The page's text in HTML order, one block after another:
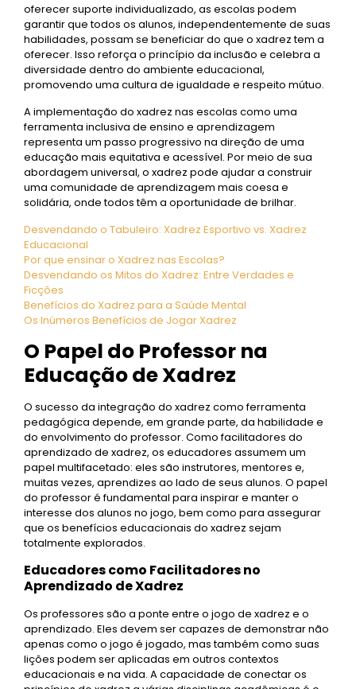
oferecer suporte individualizado, as escolas podem
garantir que todos os alunos, independentemente de suas
habilidades, possam se beneficiar do que o xadrez tem a
oferecer. Isso reforça o princípio da inclusão e celebra a
diversidade dentro do ambiente educacional,
promovendo uma cultura de igualdade e respeito mútuo.
A implementação do xadrez nas escolas como uma
ferramenta inclusiva de ensino e aprendizagem
representa um passo progressivo na direção de uma
educação mais equitativa e acessível. Por meio de sua
abordagem universal, o xadrez pode ajudar a construir
uma comunidade de aprendizagem mais coesa e
solidária, onde todos têm a oportunidade de brilhar.
Desvendando o Tabuleiro: Xadrez Esportivo vs. Xadrez
Educacional
Por que ensinar o Xadrez nas Escolas?
Desvendando os Mitos do Xadrez: Entre Verdades e
Ficções
Benefícios do Xadrez para a Saúde Mental
Os Inúmeros Benefícios de Jogar Xadrez
O Papel do Professor na
Educação de Xadrez
O sucesso da integração do xadrez como ferramenta
pedagógica depende, em grande parte, da habilidade e
do envolvimento do professor. Como facilitadores do
aprendizado de xadrez, os educadores assumem um
papel multifacetado: eles são instrutores, mentores e,
muitas vezes, aprendizes ao lado de seus alunos. O papel
do professor é fundamental para inspirar e manter o
interesse dos alunos no jogo, bem como para assegurar
que os benefícios educacionais do xadrez sejam
totalmente explorados.
Educadores como Facilitadores no
Aprendizado de Xadrez
Os professores são a ponte entre o jogo de xadrez e o
aprendizado. Eles devem ser capazes de demonstrar não
apenas como o jogo é jogado, mas também como suas
lições podem ser aplicadas em outros contextos
educacionais e na vida. A capacidade de conectar os